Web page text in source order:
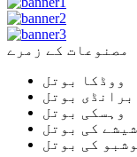
مصنوعات کے زمرے
ووڈکا بوتل
برانڈی بوتل
وہسکی بوتل
کی بوتل
کی بوتل